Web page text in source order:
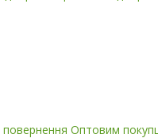
повернення Оптовим